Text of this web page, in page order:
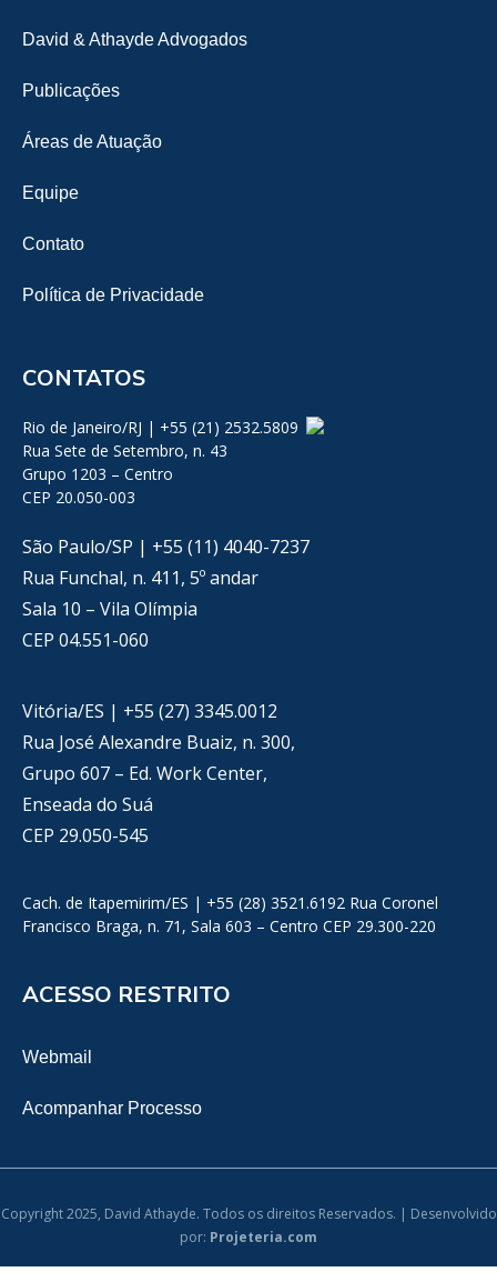
David & Athayde Advogados
Publicações
Áreas de Atuação
Equipe
Contato
Política de Privacidade
CONTATOS
Rio de Janeiro/RJ | +55 (21) 2532.5809
Rua Sete de Setembro, n. 43
Grupo 1203 – Centro
CEP 20.050-003
São Paulo/SP | +55 (11) 4040-7237
Rua Funchal, n. 411, 5º andar
Sala 10 – Vila Olímpia
CEP 04.551-060
Vitória/ES | +55 (27) 3345.0012
Rua José Alexandre Buaiz, n. 300,
Grupo 607 – Ed. Work Center,
Enseada do Suá
CEP 29.050-545
Cach. de Itapemirim/ES | +55 (28) 3521.6192 Rua Coronel
Francisco Braga, n. 71, Sala 603 – Centro CEP 29.300-220
ACESSO RESTRITO
Webmail
Acompanhar Processo
Copyright 2025, David Athayde. Todos os direitos Reservados. | Desenvolvido
por: Projeteria.com